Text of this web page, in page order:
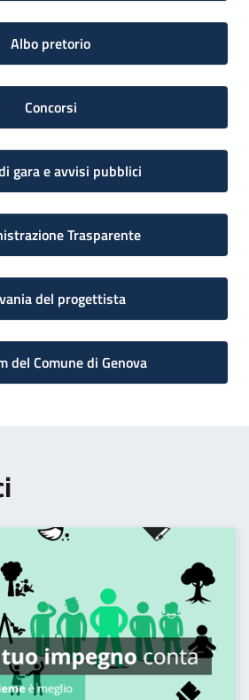
Albo pretorio
Concorsi
gara e avvisi pubblici
Trasparente
del progettista
del Comune di Genova